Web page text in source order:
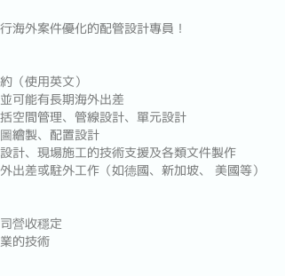
海外案件優化的配管設計專員！
（使用英文）
可能有長期海外出差
空間管理、管線設計、單元設計
繪製、配置設計
計、現場施工的技術支援及各類文件製作
出差或駐外工作（如德國、新加坡、 美國等）
營收穩定
的技術